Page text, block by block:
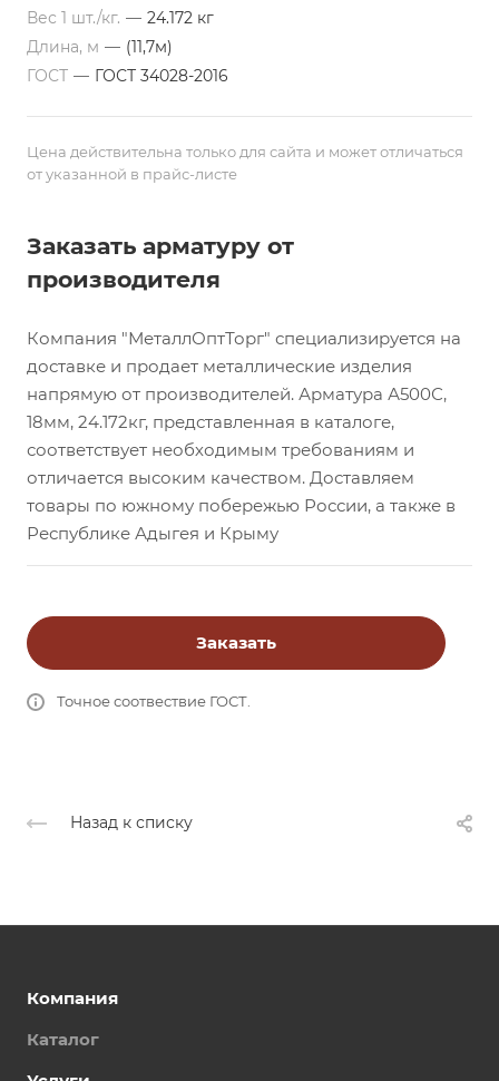
Вес 1 шт./кг. — 24.172 кг
Длина, м — (11,7м)
ГОСТ — ГОСТ 34028-2016
Цена действительна только для сайта и может отличаться
от указанной в прайс-листе
Заказать арматуру от
производителя
Компания "МеталлОптТорг" специализируется на
доставке и продает металлические изделия
напрямую от производителей. Арматура А500С,
18мм, 24.172кг, представленная в каталоге,
соответствует необходимым требованиям и
отличается высоким качеством. Доставляем
товары по южному побережью России, а также в
Республике Адыгея и Крыму
Заказать
Точное соотвествие ГОСТ.
Назад к списку
Компания
Каталог